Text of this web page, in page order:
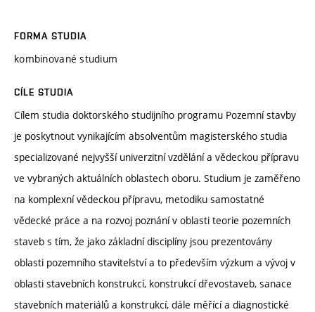
FORMA STUDIA
kombinované studium
CÍLE STUDIA
Cílem studia doktorského studijního programu Pozemní stavby
je poskytnout vynikajícím absolventům magisterského studia
specializované nejvyšší univerzitní vzdělání a vědeckou přípravu
ve vybraných aktuálních oblastech oboru. Studium je zaměřeno
na komplexní vědeckou přípravu, metodiku samostatné
vědecké práce a na rozvoj poznání v oblasti teorie pozemních
staveb s tím, že jako základní disciplíny jsou prezentovány
oblasti pozemního stavitelství a to především výzkum a vývoj v
oblasti stavebních konstrukcí, konstrukcí dřevostaveb, sanace
stavebních materiálů a konstrukcí, dále měřící a diagnostické